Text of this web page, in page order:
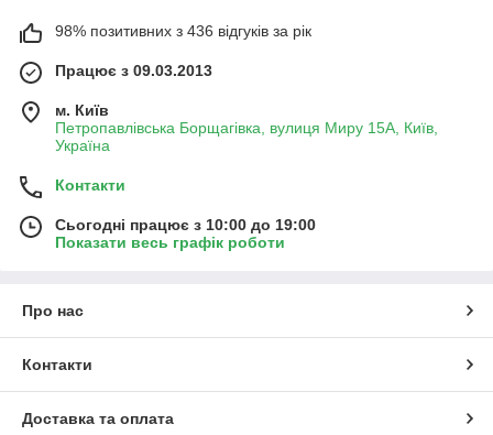
98% позитивних з 436 відгуків за рік
Працює з 09.03.2013
м. Київ
Петропавлівська Борщагівка, вулиця Миру 15А, Київ,
Україна
Контакти
Сьогодні працює з 10:00 до 19:00
Показати весь графік роботи
Про нас
Контакти
Доставка та оплата